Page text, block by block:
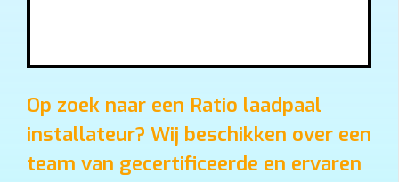
Op zoek naar een Ratio laadpaal
installateur? Wij beschikken over een
team van gecertificeerde en ervaren